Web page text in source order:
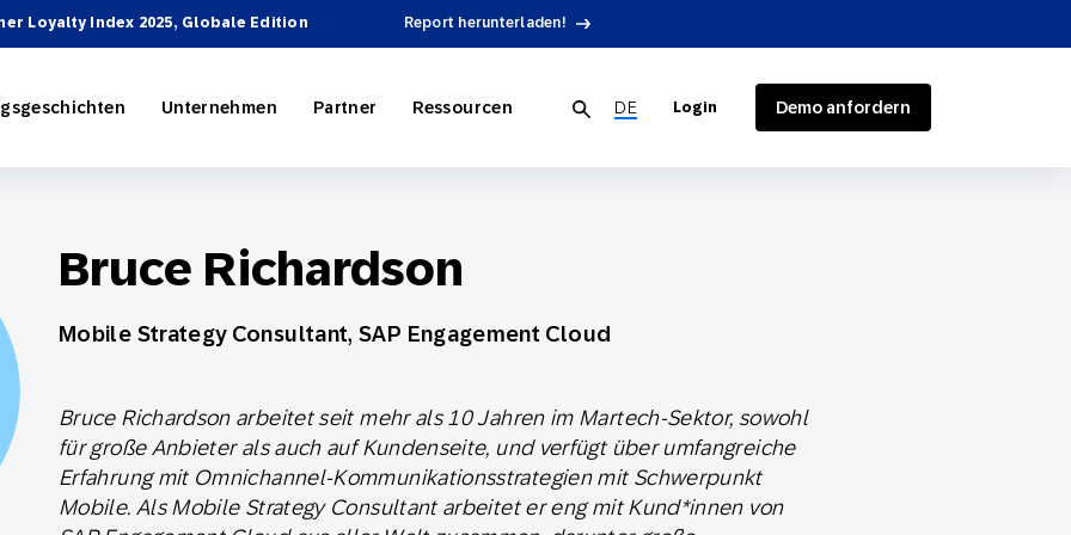
Loyalty Index 2025, Globale Edition Report herunterladen!
und Taktiken Reporting und Analytics Technologieintegrationen
Tourismusbranche
Services On-Demand Services
Unternehmen
Cloud
Werden Sie ein Partner
Partner Ressourcen
Videos
SAP Omnichannel Marketing Product Release
DE Login Demo anfordern
Bruce Richardson
Mobile Strategy Consultant, SAP Engagement Cloud
Bruce Richardson arbeitet seit mehr als 10 Jahren im Martech-Sektor, sowohl
für große Anbieter als auch auf Kundenseite, und verfügt über umfangreiche
Erfahrung mit Omnichannel-Kommunikationsstrategien mit Schwerpunkt
Mobile. Als Mobile Strategy Consultant arbeitet er eng mit Kund*innen von